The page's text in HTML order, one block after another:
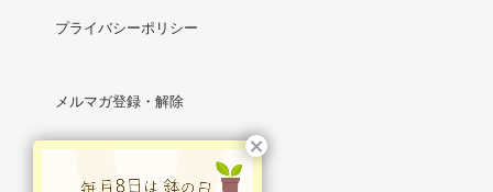
プライバシーポリシー
メルマガ登録・解除
RSS/ATOM